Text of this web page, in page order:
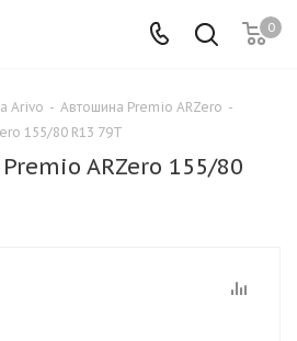
0
Arivo - Автошина Premio ARZero -
155/80 R13 79T
ARZero 155/80